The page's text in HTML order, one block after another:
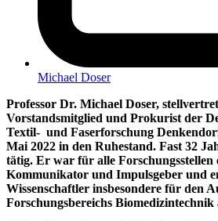
Michael Doser
Professor Dr. Michael Doser,
Vorstandsmitglied und Prokurist der
Textil- und Faserforschung
Mai 2022 in den Ruhestand. Fast 32
tätig. Er war für alle Forschungsstellen
Kommunikator und Impulsgeber und
Wissenschaftler insbesondere für den
Forschungsbereichs